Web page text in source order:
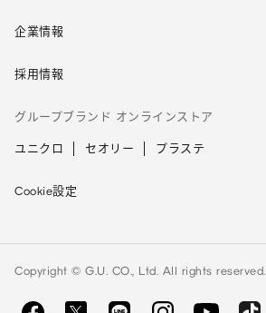
企業情報
採用情報
グループブランド オンラインストア
ユニクロ セオリー プラステ
Cookie設定
Copyright © G.U. CO., Ltd. All rights reserved.